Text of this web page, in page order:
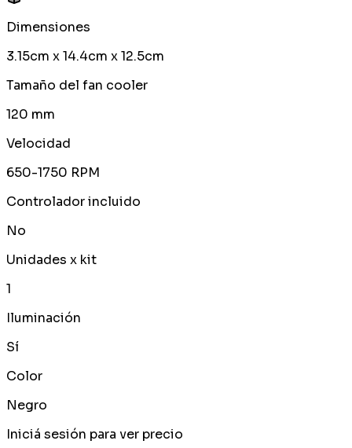
Dimensiones
3.15cm x 14.4cm x 12.5cm
Tamaño del fan cooler
120 mm
Velocidad
650-1750 RPM
Controlador incluido
No
Unidades x kit
1
Iluminación
Sí
Color
Negro
Iniciá sesión para ver precio